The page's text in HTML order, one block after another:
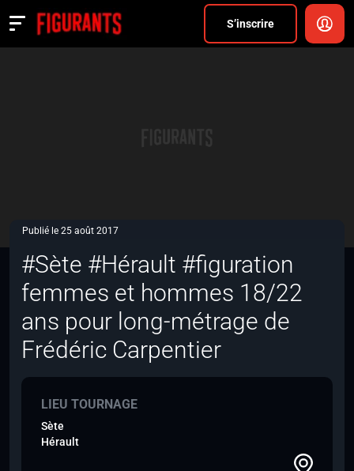
S’inscrire
Actualités
Publié le 25 août 2017
#Sète #Hérault #figuration
femmes et hommes 18/22
ans pour long-métrage de
Frédéric Carpentier
LIEU TOURNAGE
Sète
Hérault